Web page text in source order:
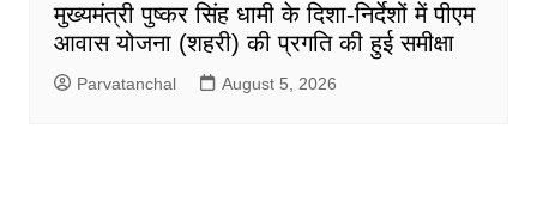
मुख्यमंत्री पुष्कर सिंह धामी के दिशा-निर्देशों में पीएम
आवास योजना (शहरी) की प्रगति की हुई समीक्षा
Parvatanchal August 5, 2026